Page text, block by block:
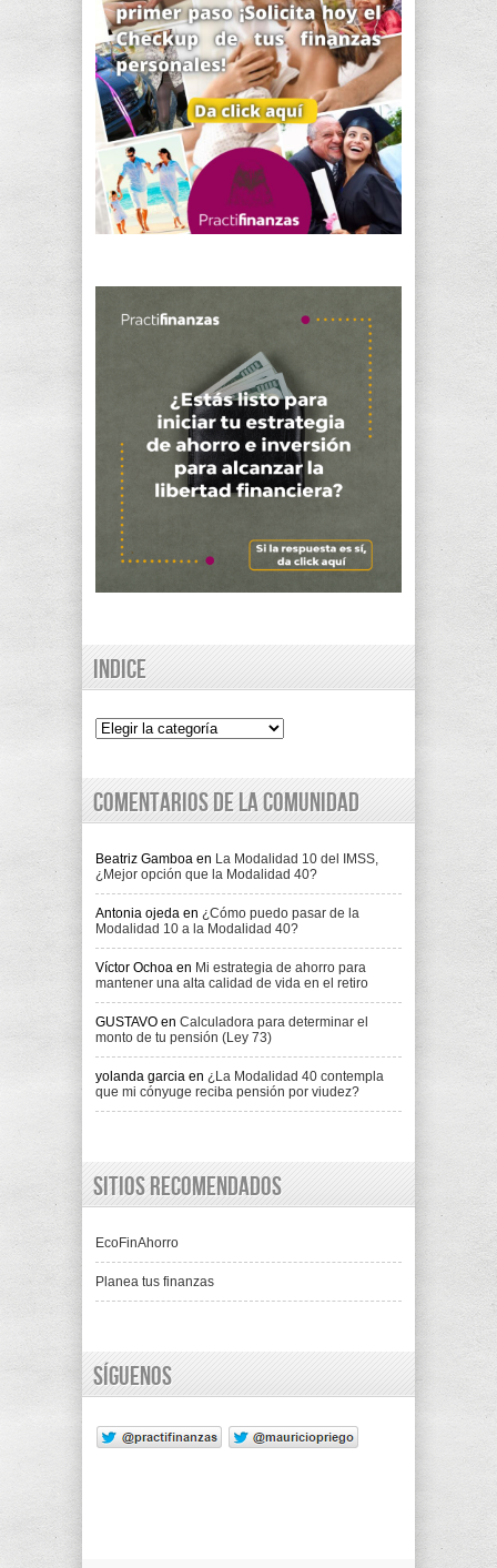
Indice
Indice
Comentarios de la comunidad
Beatriz Gamboa en La Modalidad 10 del IMSS,
¿Mejor opción que la Modalidad 40?
Antonia ojeda en ¿Cómo puedo pasar de la
Modalidad 10 a la Modalidad 40?
Víctor Ochoa en Mi estrategia de ahorro para
mantener una alta calidad de vida en el retiro
GUSTAVO en Calculadora para determinar el
monto de tu pensión (Ley 73)
yolanda garcia en ¿La Modalidad 40 contempla
que mi cónyuge reciba pensión por viudez?
Sitios recomendados
EcoFinAhorro
Planea tus finanzas
Síguenos